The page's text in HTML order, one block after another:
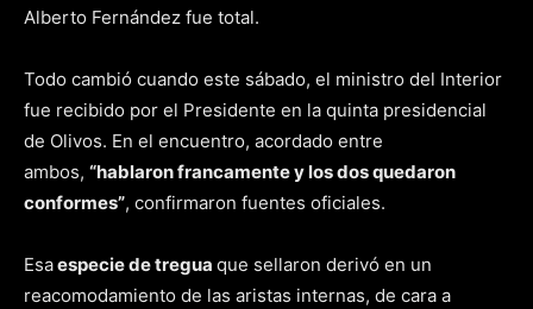
Alberto Fernández fue total.
Todo cambió cuando este sábado, el ministro del Interior
fue recibido por el Presidente en la quinta presidencial
de Olivos. En el encuentro, acordado entre
ambos, “hablaron francamente y los dos quedaron
conformes”, confirmaron fuentes oficiales.
Esaespecie de tregua que sellaron derivó en un
reacomodamiento de las aristas internas, de cara a